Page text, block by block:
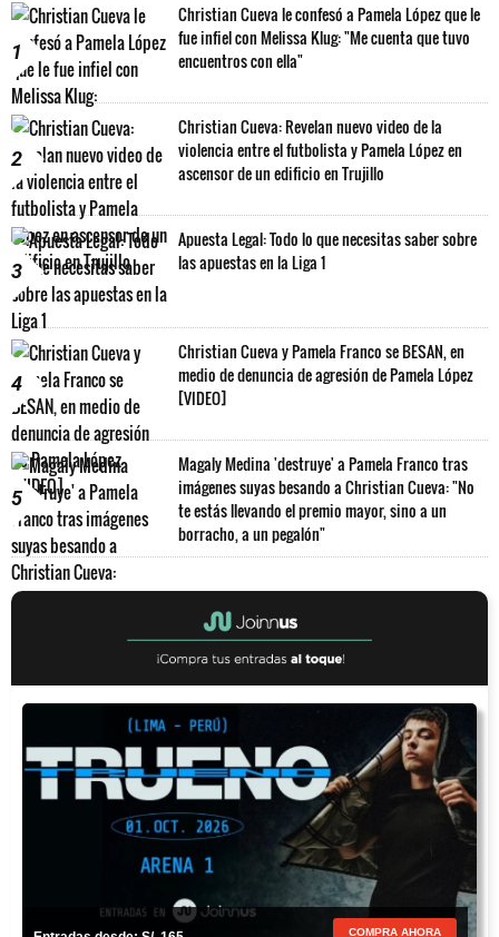
1
Christian Cueva le confesó a Pamela López que le
fue infiel con Melissa Klug: "Me cuenta que tuvo
encuentros con ella"
2
Christian Cueva: Revelan nuevo video de la
violencia entre el futbolista y Pamela López en
ascensor de un edificio en Trujillo
3
Apuesta Legal: Todo lo que necesitas saber sobre
las apuestas en la Liga 1
4
Christian Cueva y Pamela Franco se BESAN, en
medio de denuncia de agresión de Pamela López
[VIDEO]
5
Magaly Medina 'destruye' a Pamela Franco tras
imágenes suyas besando a Christian Cueva: "No
te estás llevando el premio mayor, sino a un
borracho, a un pegalón"
COMPRA AHORA